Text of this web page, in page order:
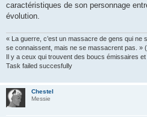
caractéristiques de son personnage
évolution.
« La guerre, c’est un massacre de gens qui ne
se connaissent, mais ne se massacrent pas. »
Il y a ceux qui trouvent des boucs émissaires
Task failed succesfully
Chestel
Messie